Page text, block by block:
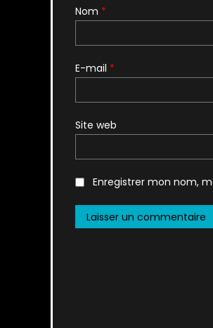
Nom *
E-mail *
Site web
Enregistrer mon nom,